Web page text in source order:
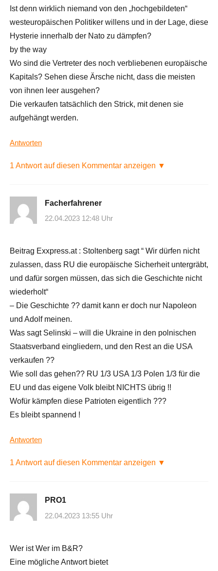
Ist denn wirklich niemand von den „hochgebildeten“
westeuropäischen Politiker willens und in der Lage, diese
Hysterie innerhalb der Nato zu dämpfen?
by the way
Wo sind die Vertreter des noch verbliebenen europäische
Kapitals? Sehen diese Ärsche nicht, dass die meisten
von ihnen leer ausgehen?
Die verkaufen tatsächlich den Strick, mit denen sie
aufgehängt werden.
Antworten
1 Antwort auf diesen Kommentar anzeigen ▼
Facherfahrener
22.04.2023 12:48 Uhr
Beitrag Exxpress.at : Stoltenberg sagt “ Wir dürfen nicht
zulassen, dass RU die europäische Sicherheit untergräbt,
und dafür sorgen müssen, das sich die Geschichte nicht
wiederholt“
– Die Geschichte ?? damit kann er doch nur Napoleon
und Adolf meinen.
Was sagt Selinski – will die Ukraine in den polnischen
Staatsverband eingliedern, und den Rest an die USA
verkaufen ??
Wie soll das gehen?? RU 1/3 USA 1/3 Polen 1/3 für die
EU und das eigene Volk bleibt NICHTS übrig !!
Wofür kämpfen diese Patrioten eigentlich ???
Es bleibt spannend !
Antworten
1 Antwort auf diesen Kommentar anzeigen ▼
PRO1
22.04.2023 13:55 Uhr
Wer ist Wer im B&R?
Eine mögliche Antwort bietet